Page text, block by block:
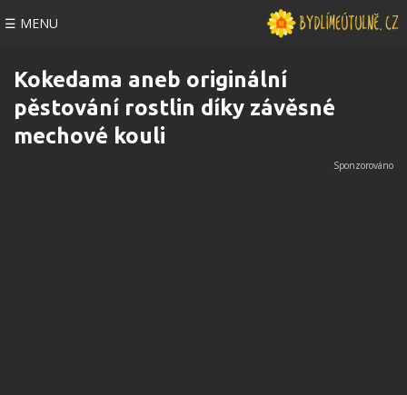
☰ MENU
Kokedama aneb originální
pěstování rostlin díky závěsné
mechové kouli